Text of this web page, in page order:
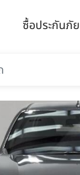
ซื้อประกันภัย